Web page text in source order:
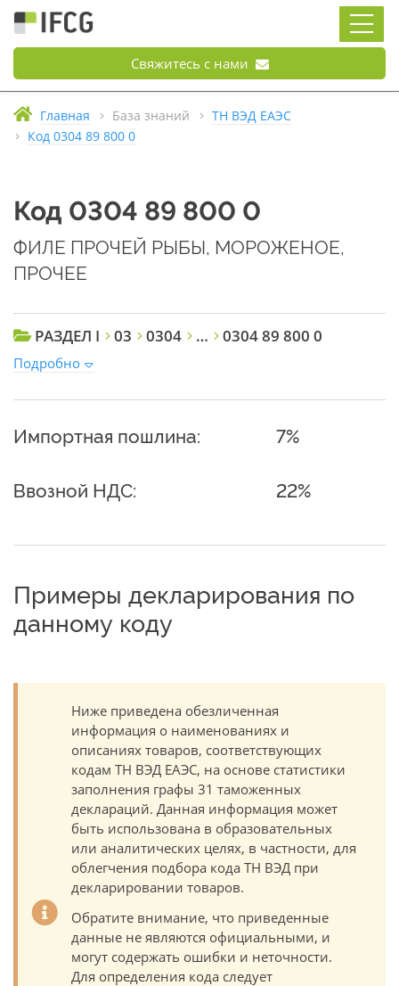
Свяжитесь с нами
Главная База знаний
ТН ВЭД ЕАЭС
Код 0304 89 800 0
Код 0304 89 800 0
ФИЛЕ ПРОЧЕЙ РЫБЫ, МОРОЖЕНОЕ,
ПРОЧЕЕ
РАЗДЕЛ I 03 0304 … 0304 89 800 0
Подробно
Импортная пошлина: 7%
Ввозной НДС: 22%
Примеры декларирования по
данному коду
Ниже приведена обезличенная
информация о наименованиях и
описаниях товаров, соответствующих
кодам ТН ВЭД ЕАЭС, на основе статистики
заполнения графы 31 таможенных
деклараций. Данная информация может
быть использована в образовательных
или аналитических целях, в частности, для
облегчения подбора кода ТН ВЭД при
декларировании товаров.
Обратите внимание, что приведенные
данные не являются официальными, и
могут содержать ошибки и неточности.
Для определения кода следует